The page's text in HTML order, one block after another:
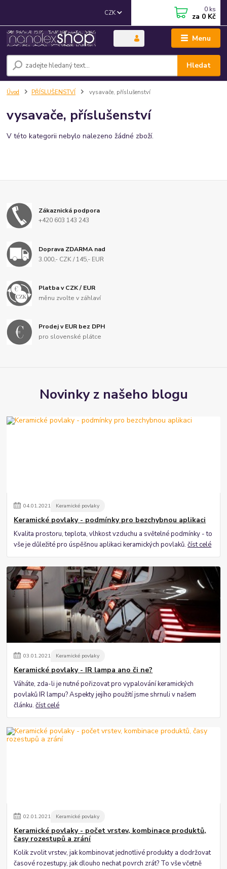
Menu
CZK
Hledat
0 ks
za 0 Kč
Úvod PŘÍSLUŠENSTVÍ vysavače, příslušenství
vysavače, příslušenství
V této kategorii nebylo nalezeno žádné zboží.
Zákaznická podpora
+420 603 143 243
Doprava ZDARMA nad
3.000,- CZK / 145,- EUR
Platba v CZK / EUR
měnu zvolte v záhlaví
Prodej v EUR bez DPH
pro slovenské plátce
Novinky z našeho blogu
04.01.2021 Keramické povlaky
Keramické povlaky - podmínky pro bezchybnou aplikaci
Kvalita prostoru, teplota, vlhkost vzduchu a světelné podmínky - to
vše je důležité pro úspěšnou aplikaci keramických povlaků.číst celé
03.01.2021 Keramické povlaky
Keramické povlaky - IR lampa ano či ne?
Váháte, zda-li je nutné pořizovat pro vypalování keramických
povlaků IR lampu? Aspekty jejího použití jsme shrnuli v našem
článku.číst celé
02.01.2021 Keramické povlaky
Keramické povlaky - počet vrstev, kombinace produktů,
časy rozestupů a zrání
Kolik zvolit vrstev, jak kombinovat jednotlivé produkty a dodržovat
časové rozestupy, jak dlouho nechat povrch zrát? To vše včetně